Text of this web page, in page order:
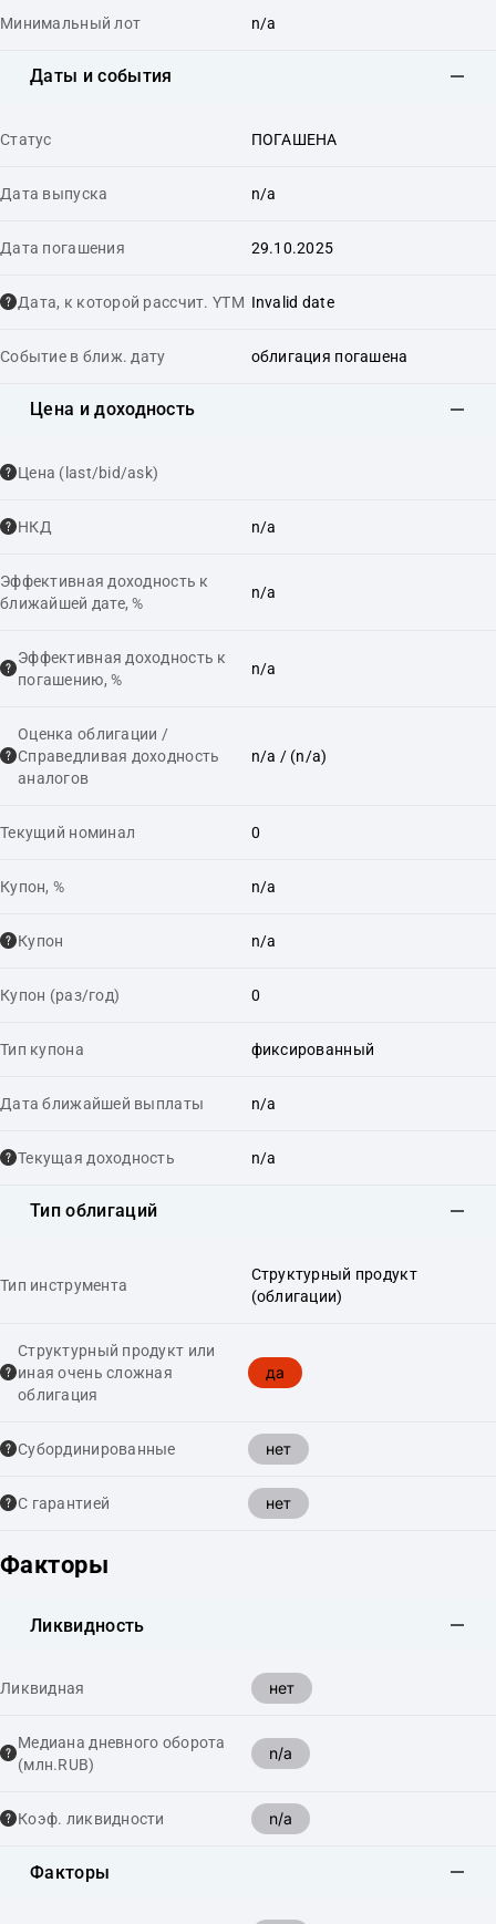
Минимальный лот n/a
Даты и события
Статус ПОГАШЕНА
Дата выпуска n/a
Дата погашения 29.10.2025
Дата, к которой рассчит. YTM Invalid date
Событие в ближ. дату облигация погашена
Цена и доходность
Цена (last/bid/ask)
НКД n/a
Эффективная доходность к
ближайшей дате, %
n/a
Эффективная доходность к
погашению, %
n/a
Оценка облигации /
Справедливая доходность
аналогов
n/a / (n/a)
Текущий номинал 0
Купон, % n/a
Купон n/a
Купон (раз/год) 0
Тип купона фиксированный
Дата ближайшей выплаты n/a
Текущая доходность n/a
Тип облигаций
Тип инструмента
Структурный продукт
(облигации)
Структурный продукт или
иная очень сложная
облигация
да
Cубординированные нет
С гарантией нет
Факторы
Ликвидность
Ликвидная нет
Медиана дневного оборота
(млн.RUB)
n/a
Коэф. ликвидности n/a
Факторы